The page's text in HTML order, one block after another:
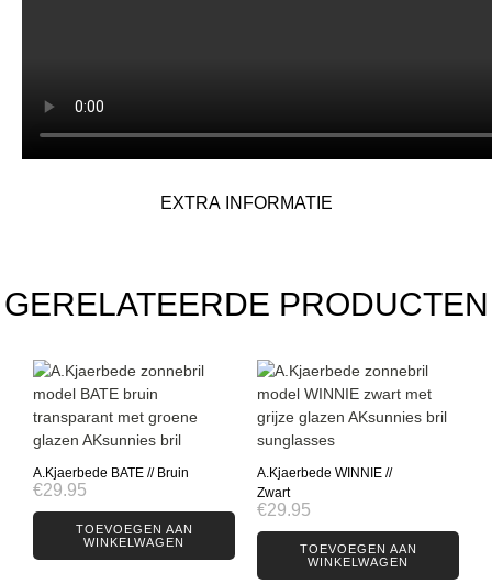
EXTRA INFORMATIE
GERELATEERDE PRODUCTEN
A.Kjaerbede BATE // Bruin
€29.95
TOEVOEGEN AAN
WINKELWAGEN
A.Kjaerbede WINNIE //
Zwart
€29.95
TOEVOEGEN AAN
WINKELWAGEN